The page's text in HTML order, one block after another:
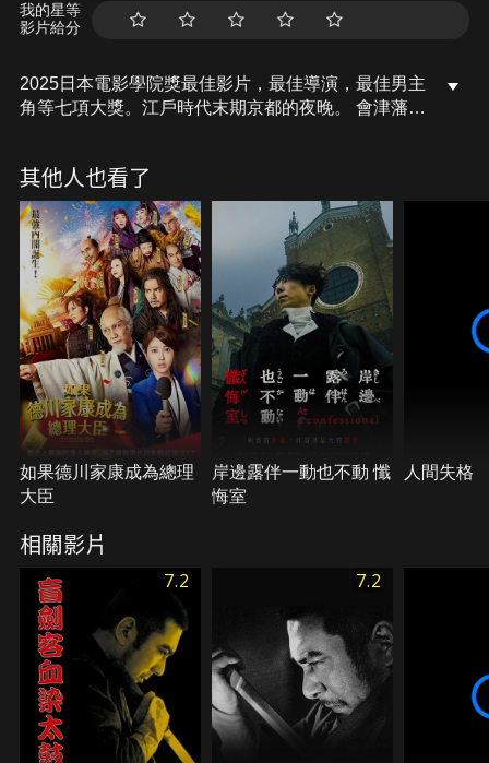
我的星等
影片給分
2025日本電影學院獎最佳影片，最佳導演，最佳男主
角等七項大獎。江戶時代末期京都的夜晚。 會津藩武
本令和時代的拍片現場。 新左衛門得知江戶幕府在
140年前就已經結束，感到非常震驚，同時所到之處
都引起騷動。 原本想以死結束自己人生，但意外在片
場以精湛的刀法敲開了他的臨演人生…
其他人也看了
如果德川家康成為總理
大臣
岸邊露伴一動也不動 懺
悔室
人間失格
相關影片
7.2 7.2